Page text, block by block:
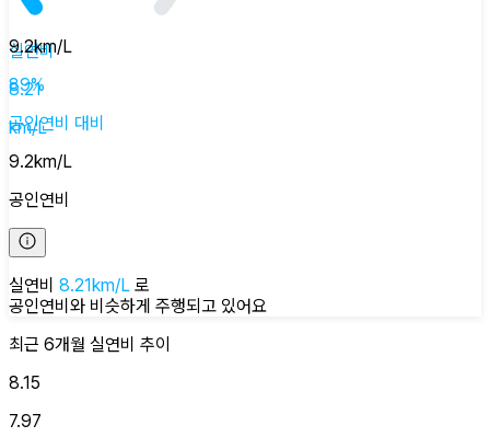
실연비
8.21
km/L
9.2km/L
89%
공인연비 대비
9.2km/L
공인연비
실연비 8.21km/L 로
공인연비와 비슷하게 주행되고 있어요
최근 6개월 실연비 추이
8.15
7.97